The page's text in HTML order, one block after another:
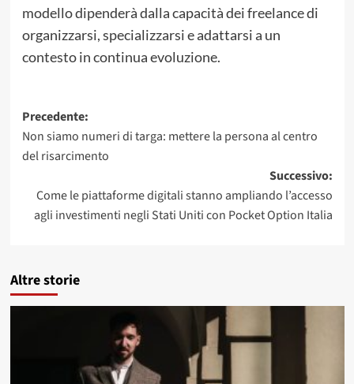
modello dipenderà dalla capacità dei freelance di
organizzarsi, specializzarsi e adattarsi a un
contesto in continua evoluzione.
Navigazione
articolo
Precedente:
Non siamo numeri di targa: mettere la persona al centro
del risarcimento
Successivo:
Come le piattaforme digitali stanno ampliando l’accesso
agli investimenti negli Stati Uniti con Pocket Option Italia
Altre storie